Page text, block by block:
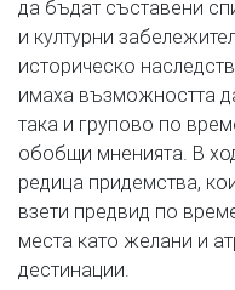
да бъдат съставени
и културни
историческо
имаха възможността
така и групово по
обобщи мненията. В
редица придемства,
взети предвид по
места като желани и
дестинации.